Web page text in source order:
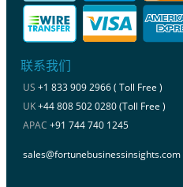
联系我们
US +1 833 909 2966 ( Toll Free )
UK+44 808 502 0280 (Toll Free )
APAC +91 744 740 1245
sales@fortunebusinessinsights.com